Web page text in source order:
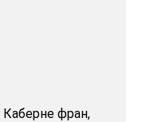
Каберне фран,